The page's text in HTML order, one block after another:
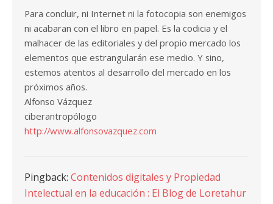
Para concluir, ni Internet ni la fotocopia son enemigos
ni acabaran con el libro en papel. Es la codicia y el
malhacer de las editoriales y del propio mercado los
elementos que estrangularán ese medio. Y sino,
estemos atentos al desarrollo del mercado en los
próximos años.
Alfonso Vázquez
ciberantropólogo
http://www.alfonsovazquez.com
Pingback: Contenidos digitales y Propiedad
Intelectual en la educación : El Blog de Loretahur